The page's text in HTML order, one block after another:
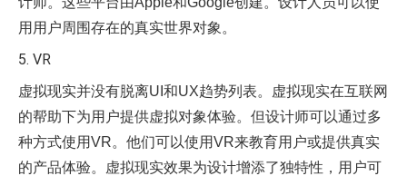
用用户周围存在的真实世界对象。
5. VR
虚拟现实并没有脱离UI和UX趋势列表。虚拟现实在互联网
的帮助下为用户提供虚拟对象体验。但设计师可以通过多
种方式使用VR。他们可以使用VR来教育用户或提供真实
的产品体验。虚拟现实效果为设计增添了独特性，用户可